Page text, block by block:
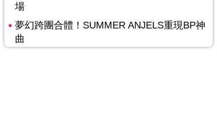
場
夢幻跨團合體！SUMMER ANJELS重現BP神
曲